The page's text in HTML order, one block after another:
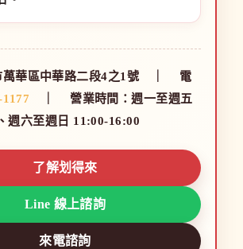
萬華區中華路二段4之1號 ｜ 電
｜ 營業時間：週一至週五
週六至週日 11:00-16:00
了解划得來
Line 線上諮詢
來電諮詢